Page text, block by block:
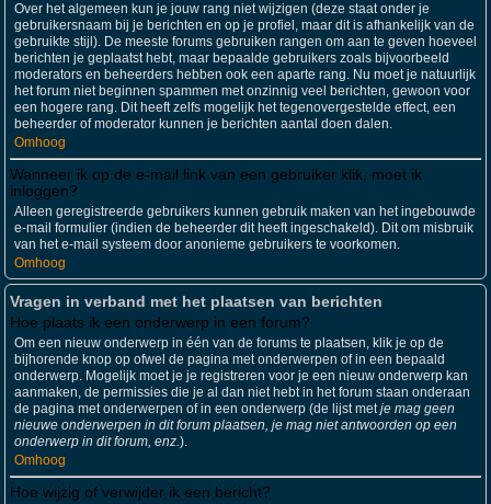
Over het algemeen kun je jouw rang niet wijzigen (deze staat onder je
gebruikersnaam bij je berichten en op je profiel, maar dit is afhankelijk van de
gebruikte stijl). De meeste forums gebruiken rangen om aan te geven hoeveel
berichten je geplaatst hebt, maar bepaalde gebruikers zoals bijvoorbeeld
moderators en beheerders hebben ook een aparte rang. Nu moet je natuurlijk
het forum niet beginnen spammen met onzinnig veel berichten, gewoon voor
een hogere rang. Dit heeft zelfs mogelijk het tegenovergestelde effect, een
beheerder of moderator kunnen je berichten aantal doen dalen.
Omhoog
Wanneer ik op de e-mail link van een gebruiker klik, moet ik
inloggen?
Alleen geregistreerde gebruikers kunnen gebruik maken van het ingebouwde
e-mail formulier (indien de beheerder dit heeft ingeschakeld). Dit om misbruik
van het e-mail systeem door anonieme gebruikers te voorkomen.
Omhoog
Vragen in verband met het plaatsen van berichten
Hoe plaats ik een onderwerp in een forum?
Om een nieuw onderwerp in één van de forums te plaatsen, klik je op de
bijhorende knop op ofwel de pagina met onderwerpen of in een bepaald
onderwerp. Mogelijk moet je je registreren voor je een nieuw onderwerp kan
aanmaken, de permissies die je al dan niet hebt in het forum staan onderaan
de pagina met onderwerpen of in een onderwerp (de lijst metje mag geen
nieuwe onderwerpen in dit forum plaatsen, je mag niet antwoorden op een
onderwerp in dit forum, enz.).
Omhoog
Hoe wijzig of verwijder ik een bericht?